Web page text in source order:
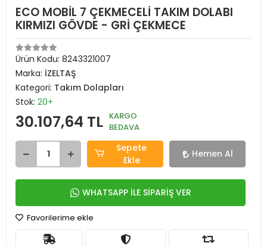
ECO MOBİL 7 ÇEKMECELİ TAKIM DOLABI
KIRMIZI GÖVDE - GRİ ÇEKMECE
Ürün Kodu: 8243321007
Marka: İZELTAŞ
Kategori: Takım Dolapları
Stok: 20+
30.107,64 TL KARGO
BEDAVA
Sepete
Ekle
Hemen Al
WHATSAPP İLE SİPARİŞ VER
Favorilerime ekle